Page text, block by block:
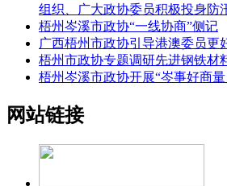
组织、广大政协委员积极投身防
梧州岑溪市政协“一线协商”侧记
广西梧州市政协引导港澳委员更
梧州市政协专题调研先进钢铁材
梧州岑溪市政协开展“岑事好商
网站链接